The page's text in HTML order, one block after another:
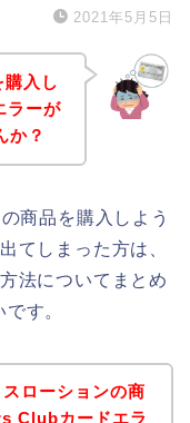
2021年5月5日
入し
ラーが
か？
商品を購入しよう
てしまった方は、
法についてまとめ
す。
ローションの商
Clubカードエラ